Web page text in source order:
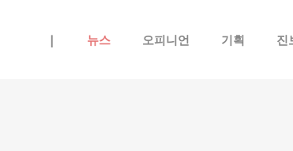
| 뉴스 오피니언 기획 진